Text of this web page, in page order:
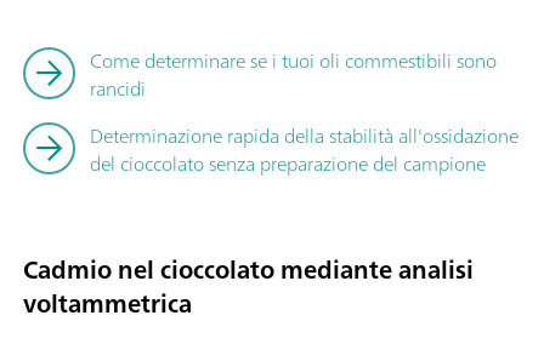
Come determinare se i tuoi oli commestibili sono
rancidi
Determinazione rapida della stabilità all'ossidazione
del cioccolato senza preparazione del campione
Cadmio nel cioccolato mediante analisi
voltammetrica